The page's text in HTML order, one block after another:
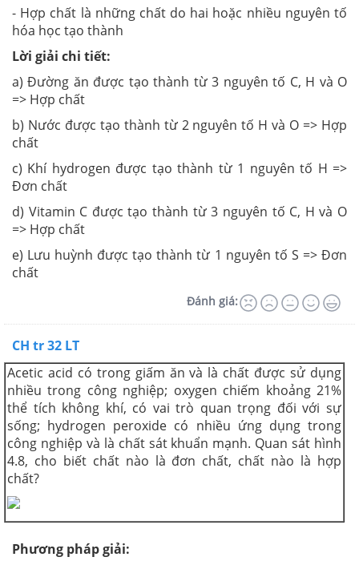
- Hợp chất là những chất do hai hoặc nhiều nguyên tố
hóa học tạo thành
Lời giải chi tiết:
a) Đường ăn được tạo thành từ 3 nguyên tố C, H và O
=> Hợp chất
b) Nước được tạo thành từ 2 nguyên tố H và O => Hợp
chất
c) Khí hydrogen được tạo thành từ 1 nguyên tố H =>
Đơn chất
d) Vitamin C được tạo thành từ 3 nguyên tố C, H và O
=> Hợp chất
e) Lưu huỳnh được tạo thành từ 1 nguyên tố S => Đơn
chất
Đánh giá:
CH tr 32 LT
Acetic acid có trong giấm ăn và là chất được sử dụng
nhiều trong công nghiệp; oxygen chiếm khoảng 21%
thể tích không khí, có vai trò quan trọng đối với sự
sống; hydrogen peroxide có nhiều ứng dụng trong
công nghiệp và là chất sát khuẩn mạnh. Quan sát hình
4.8, cho biết chất nào là đơn chất, chất nào là hợp
chất?
Phương pháp giải: